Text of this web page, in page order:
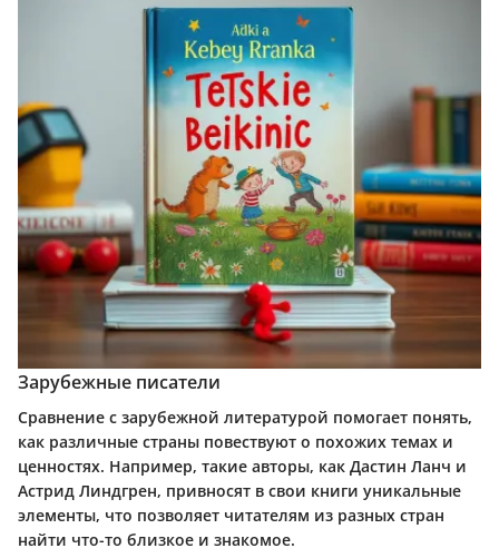
Зарубежные писатели
Сравнение с зарубежной литературой помогает понять,
как различные страны повествуют о похожих темах и
ценностях. Например, такие авторы, как Дастин Ланч и
Астрид Линдгрен, привносят в свои книги уникальные
элементы, что позволяет читателям из разных стран
найти что-то близкое и знакомое.